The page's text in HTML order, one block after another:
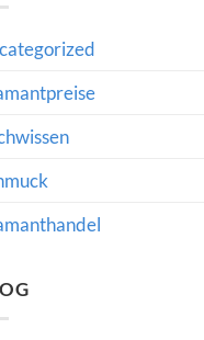
Schmuckhandel:
Richlines
Neuausrichtung
Käufer
und
bedeutet